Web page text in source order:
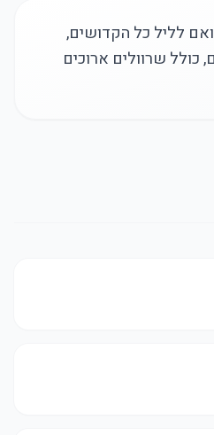
לליל כל הקדושים,
כולל שרוולים ארוכים